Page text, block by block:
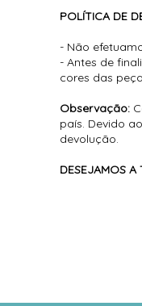
POLÍTICA DE
- Não
- Antes de
cores das
Observação:
país. Devido
devolução.
DESEJAMOS A